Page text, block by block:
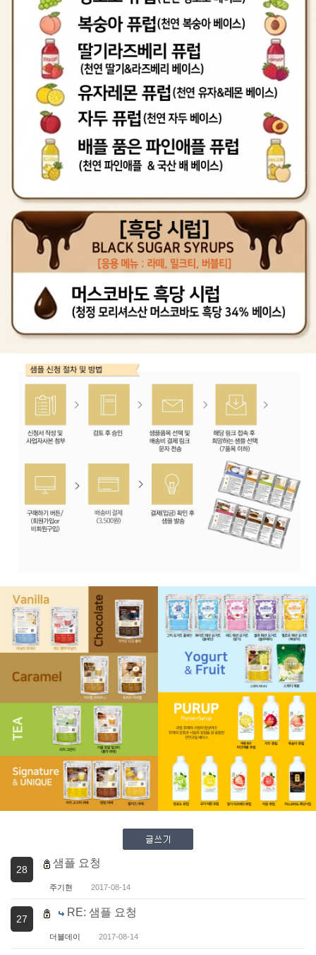
28
샘플 요청
주기현 2017-08-14
27
RE: 샘플 요청
더블데이 2017-08-14